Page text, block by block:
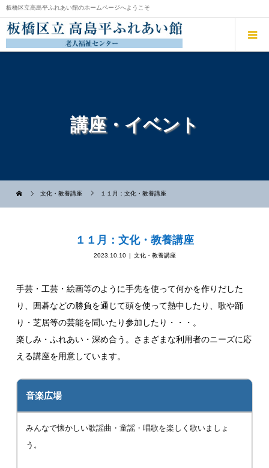
板橋区立高島平ふれあい館のホームページへようこそ
講座・イベント
文化・教養講座 １１月：文化・教養講座
１１月：文化・教養講座
2023.10.10 文化・教養講座
手芸・工芸・絵画等のように手先を使って何かを作りだした
り、囲碁などの勝負を通じて頭を使って熱中したり、歌や踊
り・芝居等の芸能を聞いたり参加したり・・・。
楽しみ・ふれあい・深め合う。さまざまな利用者のニーズに応
える講座を用意しています。
音楽広場
みんなで懐かしい歌謡曲・童謡・唱歌を楽しく歌いましょ
う。